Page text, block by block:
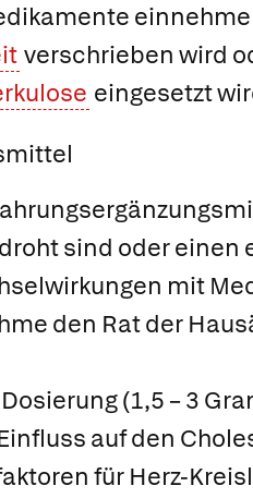
verschrieben wird
eingesetzt
sind oder einen
mit
den Rat der
(1,5 – 3
auf den
für Herz-